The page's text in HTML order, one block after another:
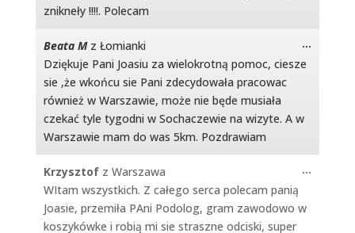
znikneły !!!!. Polecam
Beata M z Łomianki
Dziękuje Pani Joasiu za wielokrotną pomoc, ciesze
sie ,że wkońcu sie Pani zdecydowała pracowac
również w Warszawie, może nie będe musiała
czekać tyle tygodni w Sochaczewie na wizyte. A w
Warszawie mam do was 5km. Pozdrawiam
...
Krzysztof z Warszawa
WItam wszystkich. Z całego serca polecam panią
Joasie, przemiła PAni Podolog, gram zawodowo w
koszykówke i robią mi sie straszne odciski, super
...